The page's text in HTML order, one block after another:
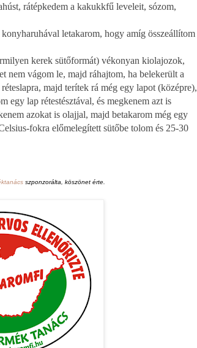
rátépkedem a kakukkfű leveleit, sózom,
letakarom, hogy amíg összeállítom
kerek sütőformát) vékonyan kiolajozok,
nem vágom le, majd ráhajtom, ha belekerült a
majd terítek rá még egy lapot (középre),
egy lap rétestésztával, és megkenem azt is
azokat is olajjal, majd betakarom még egy
fokra előmelegített sütőbe tolom és 25-30
szponzorálta, köszönet érte.